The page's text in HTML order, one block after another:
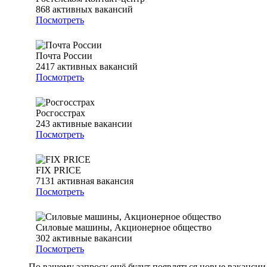
868 активных вакансий
Посмотреть
Почта России
2417 активных вакансий
Посмотреть
Росгосстрах
243 активные вакансии
Посмотреть
FIX PRICE
7131 активная вакансия
Посмотреть
Силовые машины, Акционерное общество
302 активные вакансии
Посмотреть